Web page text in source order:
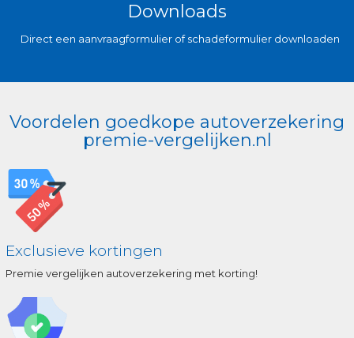
Downloads
Direct een aanvraagformulier of schadeformulier downloaden
Voordelen goedkope autoverzekering
premie-vergelijken.nl
Exclusieve kortingen
Premie vergelijken autoverzekering met korting!